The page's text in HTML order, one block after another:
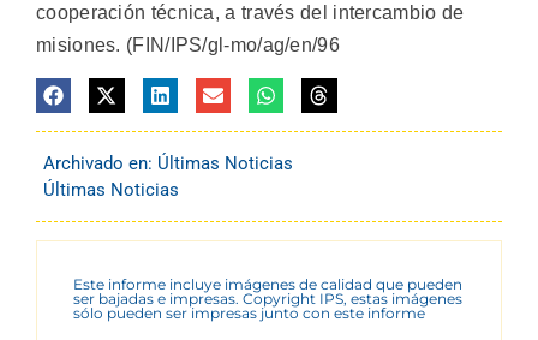
cooperación técnica, a través del intercambio de
misiones. (FIN/IPS/gl-mo/ag/en/96
Archivado en: Últimas Noticias
Últimas Noticias
Este informe incluye imágenes de calidad que pueden
ser bajadas e impresas. Copyright IPS, estas imágenes
sólo pueden ser impresas junto con este informe